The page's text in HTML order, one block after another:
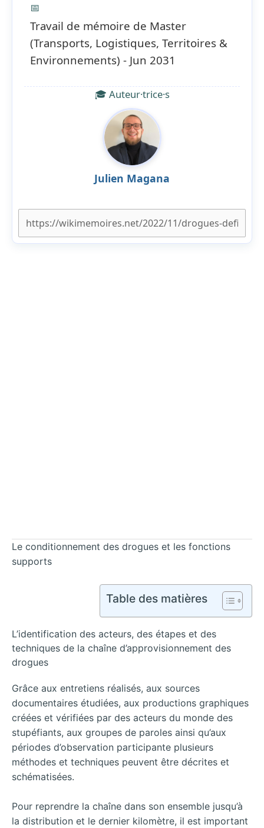
📅
Travail de mémoire de Master
(Transports, Logistiques, Territoires &
Environnements) - Jun 2031
🎓 Auteur·trice·s
Julien Magana
Le conditionnement des drogues et les fonctions
supports
Table des matières
L’identification des acteurs, des étapes et des
techniques de la chaîne d’approvisionnement des
drogues
Grâce aux entretiens réalisés, aux sources
documentaires étudiées, aux productions graphiques
créées et vérifiées par des acteurs du monde des
stupéfiants, aux groupes de paroles ainsi qu’aux
périodes d’observation participante plusieurs
méthodes et techniques peuvent être décrites et
schématisées.
Pour reprendre la chaîne dans son ensemble jusqu’à
la distribution et le dernier kilomètre, il est important